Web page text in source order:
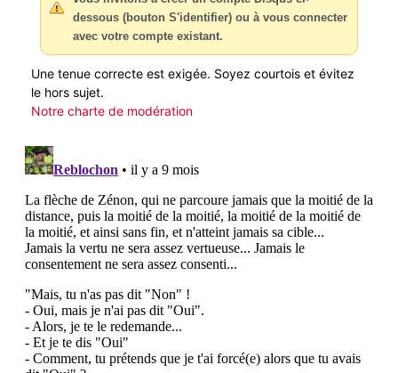
dessous (bouton S'identifier) ou à vous connecter
avec votre compte existant.
Une tenue correcte est exigée. Soyez courtois et évitez
le hors sujet.
Notre charte de modération